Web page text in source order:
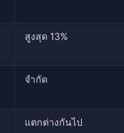
สูงสุด 13%
จำกัด
แตกต่างกันไป